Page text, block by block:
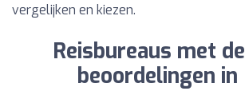
vergelijken en kiezen.
Reisbureaus met
beoordelingen in